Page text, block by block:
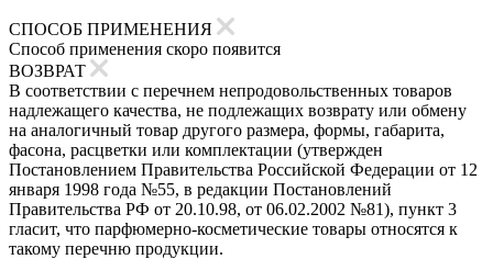
СПОСОБ ПРИМЕНЕНИЯ
Способ применения скоро появится
ВОЗВРАТ
В соответствии с перечнем непродовольственных товаров
надлежащего качества, не подлежащих возврату или обмену
на аналогичный товар другого размера, формы, габарита,
фасона, расцветки или комплектации (утвержден
Постановлением Правительства Российской Федерации от 12
января 1998 года №55, в редакции Постановлений
Правительства РФ от 20.10.98, от 06.02.2002 №81), пункт 3
гласит, что парфюмерно-косметические товары относятся к
такому перечню продукции.